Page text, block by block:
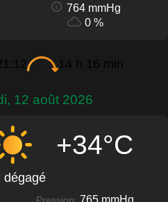
764 mmHg
0 %
14 h 16 min
12 août 2026
+34°C
dégagé